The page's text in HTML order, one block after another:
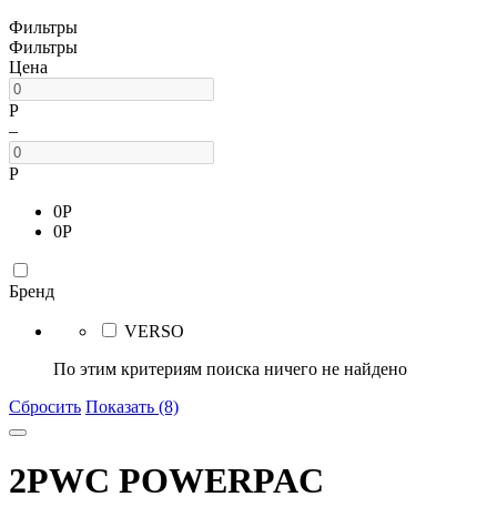
Фильтры
Фильтры
Цена
Р
–
Р
0Р
0Р
Бренд
VERSO
По этим критериям поиска ничего не найдено
Сбросить Показать (8)
2PWC POWERPAC